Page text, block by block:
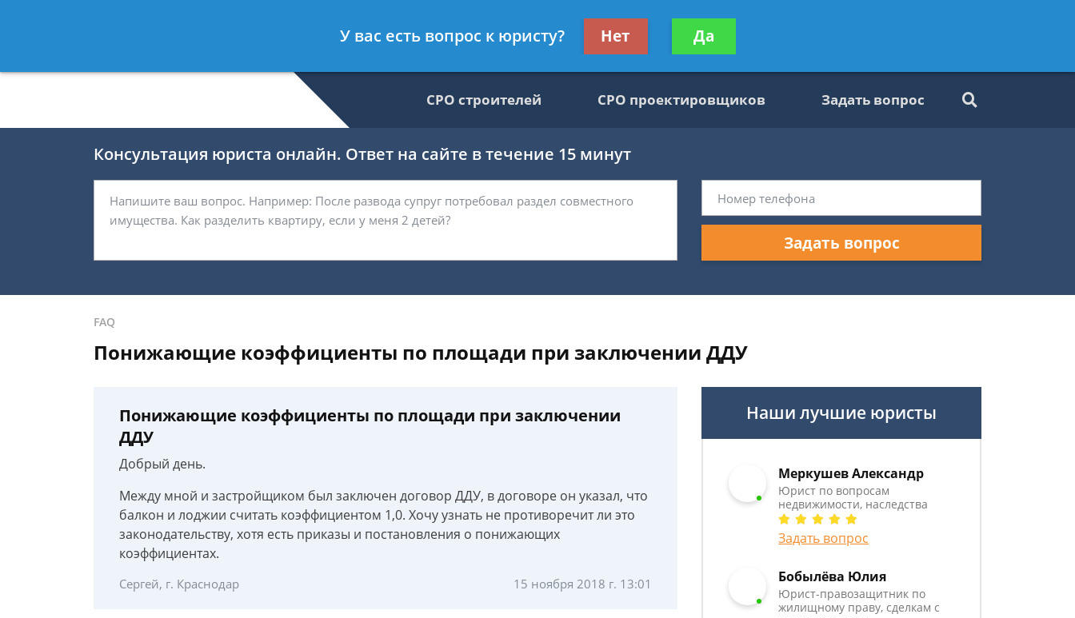
- Специалист по недвижимости, юрист
Получите консультацию
бесплатно
СРО строителей СРО проектировщиков Задать вопрос
Консультация юриста онлайн. Ответ на сайте в течение 15 минут
Задать вопрос
FAQ
Понижающие коэффициенты по площади при заключении ДДУ
Понижающие коэффициенты по площади при заключении
ДДУ
Добрый день.
Между мной и застройщиком был заключен договор ДДУ, в договоре он указал, что
балкон и лоджии считать коэффициентом 1,0. Хочу узнать не противоречит ли это
законодательству, хотя есть приказы и постановления о понижающих
коэффициентах.
Сергей, г. Краснодар 15 ноября 2018 г. 13:01
Наши лучшие юристы
Меркушев Александр
Юрист по вопросам
недвижимости, наследства
Задать вопрос
Бобылёва Юлия
Юрист-правозащитник по
жилищному праву, сделкам с
У вас есть вопрос к юристу? Нет Да